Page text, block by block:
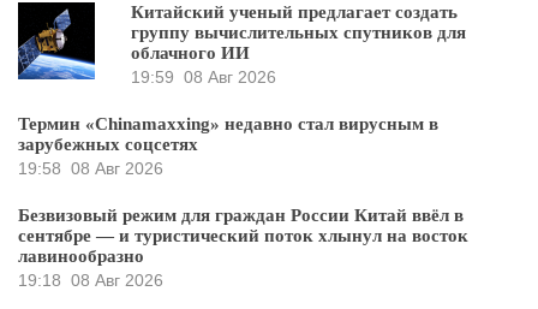
Китайский ученый предлагает создать
группу вычислительных спутников для
облачного ИИ
19:59 08 Авг 2026
Термин «Chinamaxxing» недавно стал вирусным в
зарубежных соцсетях
19:58 08 Авг 2026
Безвизовый режим для граждан России Китай ввёл в
сентябре — и туристический поток хлынул на восток
лавинообразно
19:18 08 Авг 2026